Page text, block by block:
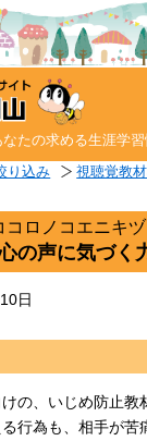
たの求める生涯学習
り込み 視聴覚教
ロノコエニキヅ
の声に気づく
日
の、いじめ防止教
行為も、相手が苦